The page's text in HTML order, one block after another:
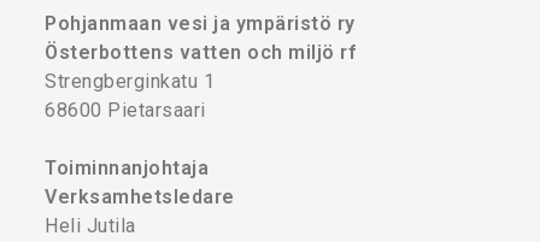
Pohjanmaan vesi ja ympäristö ry
Österbottens vatten och miljö rf
Strengberginkatu 1
68600 Pietarsaari
Toiminnanjohtaja
Verksamhetsledare
Heli Jutila